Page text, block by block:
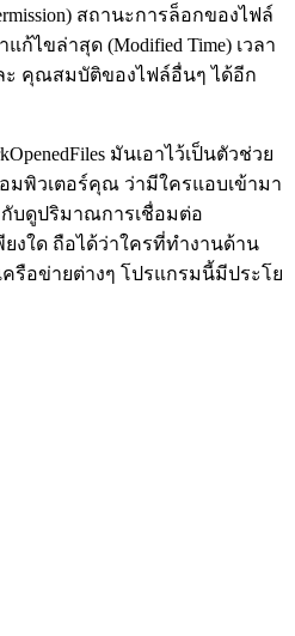
สถานะการล็อกของไฟล์
แก้ไขล่าสุด (Modified Time) เวลา
ละ คุณสมบัติของไฟล์อื่นๆ ได้อีก
มันเอาไว้เป็นตัวช่วย
มพิวเตอร์คุณ ว่ามีใครแอบเข้ามา
บดูปริมาณการเชื่อมต่อ
ยงใด ถือได้ว่าใครที่ทำงานด้าน
ครือข่ายต่างๆ โปรแกรมนี้มีประโย